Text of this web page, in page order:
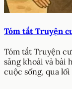
Tóm tắt Truyện
Tóm tắt Truyện
sảng khoái và bài
cuộc sống, qua